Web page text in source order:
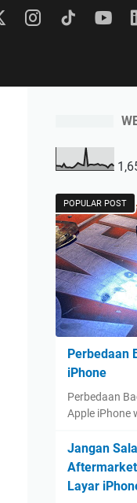
POPULAR POST
Perbedaan
iPhone
Perbedaan
Apple iPhone
Jangan
Layar